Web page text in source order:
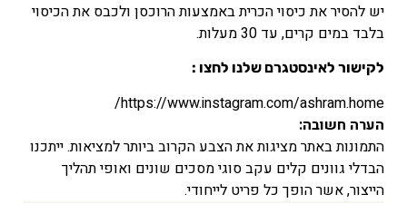
יש להסיר את כיסוי הכרית באמצעות הרוכסן ולכבס את הכיסוי
בלבד במים קרים, עד 30 מעלות.
לקישור לאינסטגרם שלנו לחצו :
https://www.instagram.com/ashram.home/
הערה חשובה:
התמונות באתר מציגות את הצבע הקרוב ביותר למציאות. ייתכנו
הבדלי גוונים קלים עקב סוגי מסכים שונים ואופי תהליך
הייצור, אשר הופך כל פריט לייחודי.